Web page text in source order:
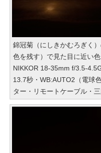
錦冠菊（にしきかむろぎく
色を残す）で見た目に近い
NIKKOR 18-35mm f/3.5-
13.7秒・WB:AUTO2（電球
ター・リモートケーブル・